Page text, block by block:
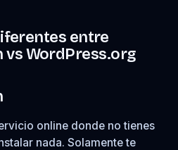
entre
vs WordPress.org
online donde no tienes
nada. Solamente te